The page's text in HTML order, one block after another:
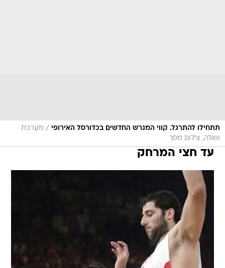
תתחילו להתרגל. קווי המגרש החדשים בכדורסל האירופי / מערכת
וואלה, צילום מסך
עד חצי המרחק